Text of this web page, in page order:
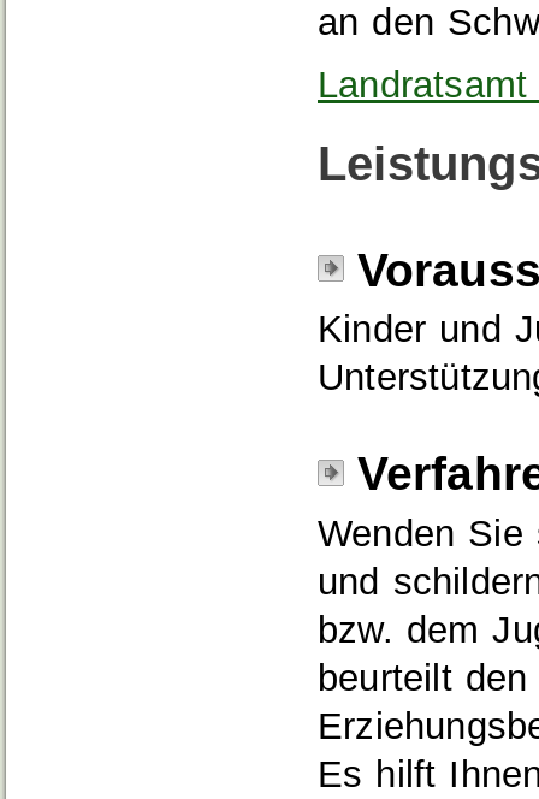
an den
Kinder und
Wenden
und
bzw. dem
beurteilt
Es hilft